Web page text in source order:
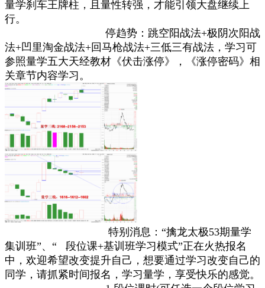
量学刹车王牌柱，且量性转强，才能引领大盘继续上
行。
停趋势：跳空阳战法+极阴次阳战
法+凹里淘金战法+回马枪战法+三低三有战法，学习可
参照量学五大天经教材《伏击涨停》，《涨停密码》相
关章节内容学习。
特别消息：“擒龙太极53期量学
集训班”、“ 段位课+基训班学习模式”正在火热报名
中，欢迎希望改变提升自己，想要通过学习改变自己的
同学，请抓紧时间报名，学习量学，享受快乐的感觉。